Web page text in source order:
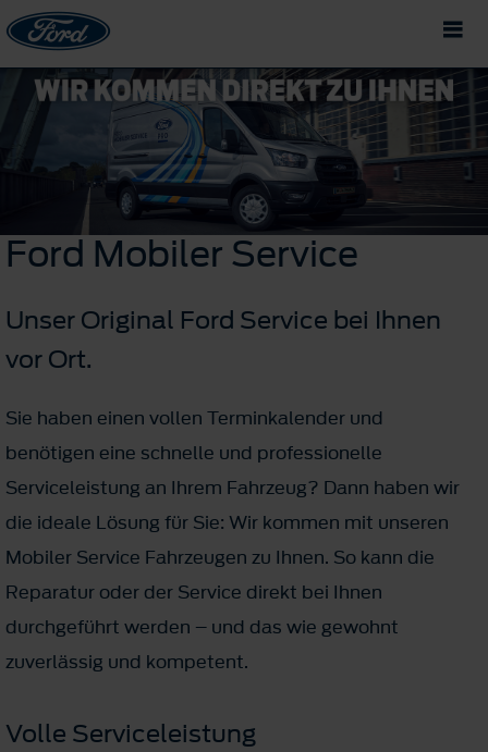
Ford MobilerService
Unser Original Ford Service bei Ihnen
vor Ort.
Sie haben einen vollen Terminkalender und
benötigen eine schnelle und professionelle
Serviceleistung an Ihrem Fahrzeug? Dann haben wir
die ideale Lösung für Sie: Wir kommen mit unseren
Mobiler Service Fahrzeugen zu Ihnen. So kann die
Reparatur oder der Service direkt bei Ihnen
durchgeführt werden – und das wie gewohnt
zuverlässig und kompetent.
Volle Serviceleistung